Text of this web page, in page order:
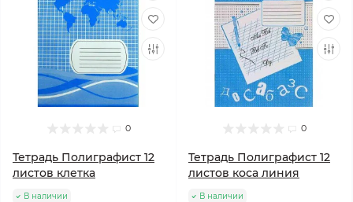
0
Тетрадь Полиграфист 12
листов клетка
В наличии
0
Тетрадь Полиграфист 12
листов коса линия
В наличии